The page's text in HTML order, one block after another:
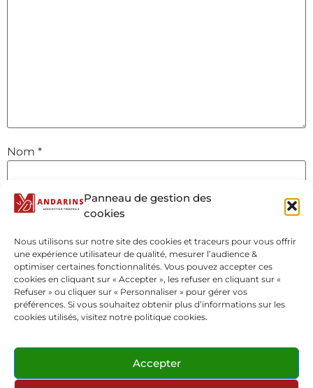
Panneau de gestion des
cookies
Nous utilisons sur notre site des cookies et traceurs pour vous offrir
une expérience utilisateur de qualité, mesurer l’audience &
optimiser certaines fonctionnalités. Vous pouvez accepter ces
cookies en cliquant sur « Accepter », les refuser en cliquant sur «
Refuser » ou cliquer sur « Personnaliser » pour gérer vos
préférences. Si vous souhaitez obtenir plus d’informations sur les
cookies utilisés, visitez notre politique cookies.
Accepter
Nom *
E-mail*
Site web